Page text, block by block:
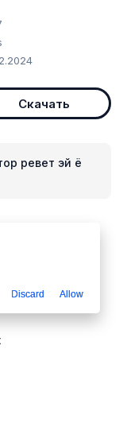
Скачать
ревет эй ё
Discard Allow